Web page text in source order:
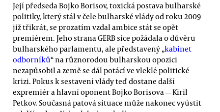
Její předseda Bojko Borisov, toxická postava bulharské
politiky, který stál v čele bulharské vlády od roku 2009
již třikrát, se prozatím vzdal ambice stát se opět
premiérem. Jeho strana GERB sice požádala o důvěru
bulharského parlamentu, ale představený „kabinet
odborníků“ na různorodou bulharskou opozici
nezapůsobil a země se dál potácí ve vleklé politické
krizi. Pokus k sestavení vlády teď dostane další
expremiér a hlavní oponent Bojko Borisova — Kiril
Petkov. Současná patová situace může nakonec vyústit